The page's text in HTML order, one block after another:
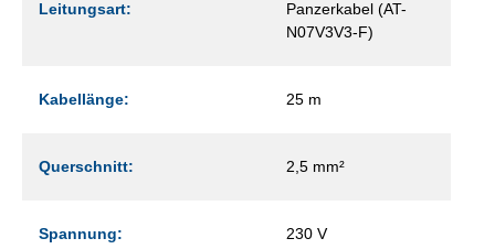
Leitungsart:
Panzerkabel (AT-
N07V3V3-F)
Kabellänge: 25 m
Querschnitt: 2,5 mm²
Spannung: 230 V